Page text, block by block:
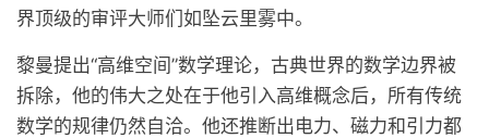
界顶级的审评大师们如坠云里雾中。
黎曼提出“高维空间”数学理论，古典世界的数学边界被
拆除，他的伟大之处在于他引入高维概念后，所有传统
数学的规律仍然自洽。他还推断出电力、磁力和引力都